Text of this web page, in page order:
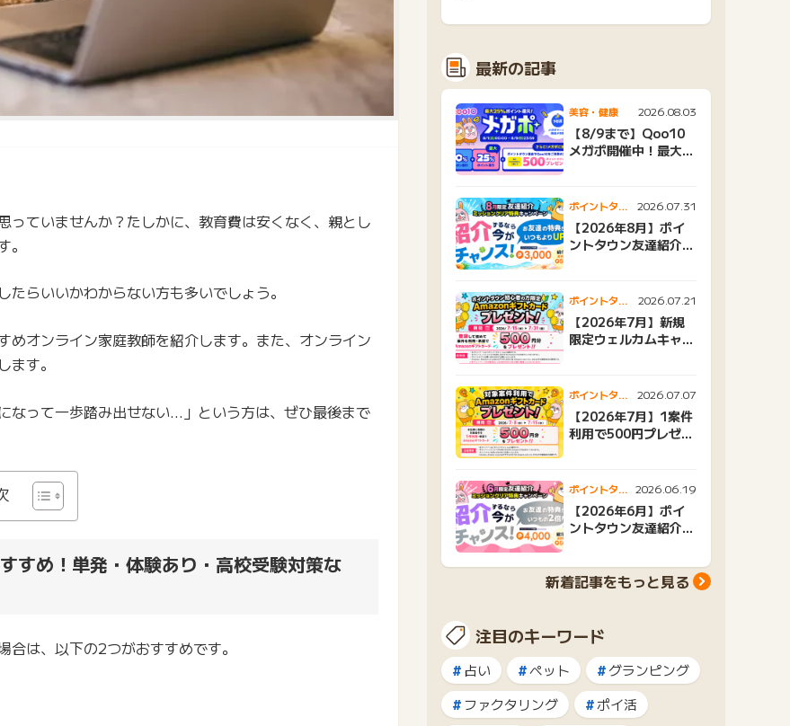
っていませんか？たしかに、教育費は安くなく、親とし
らいいかわからない方も多いでしょう。
オンライン家庭教師を紹介します。また、オンライン
す。
なって一歩踏み出せない…」という方は、ぜひ最後まで
すめ！単発・体験あり・高校受験対策な
は、以下の2つがおすすめです。
最新の記事
美容・健康 2026.08.03
【8/9まで】Qoo10
メガポ開催中！最大
ポイントタウ
ンニュース
2026.07.31
【2026年8月】ポイ
ントタウン友達紹介キ
ポイントタウ
ンニュース
2026.07.21
【2026年7月】新規
限定ウェルカムキャン
ポイントタウ
ンニュース
2026.07.07
【2026年7月】1案件
利用で500円プレゼン
ポイントタウ
ンニュース
2026.06.19
【2026年6月】ポイ
ントタウン友達紹介キ
新着記事をもっと見る
注目のキーワード
占い ペット
グランピング
ファクタリング
ポイ活